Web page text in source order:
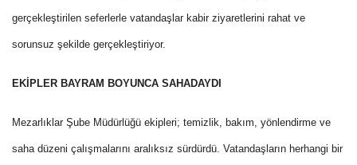
gerçekleştirilen seferlerle vatandaşlar kabir ziyaretlerini rahat ve
sorunsuz şekilde gerçekleştiriyor.
EKİPLER BAYRAM BOYUNCA SAHADAYDI
Mezarlıklar Şube Müdürlüğü ekipleri; temizlik, bakım, yönlendirme ve
saha düzeni çalışmalarını aralıksız sürdürdü. Vatandaşların herhangi bir